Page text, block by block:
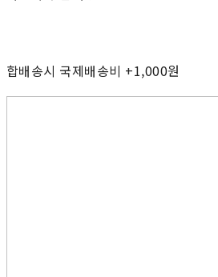
합배송시 국제배송비 +1,000원